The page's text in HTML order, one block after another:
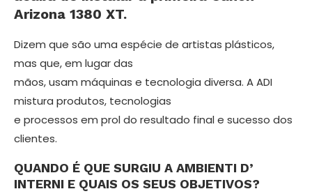
Arizona 1380 XT.
Dizem que são uma espécie de ar­tistas plásticos,
mas que, em lugar das
mãos, usam máquinas e tecnologia di­versa. A ADI
mistura produtos, tecno­logias
e processos em prol do resultado final e sucesso dos
clientes.
QUANDO É QUE SURGIU A AMBIENTI D’
INTERNI E QUAIS OS SEUS OBJETIVOS?